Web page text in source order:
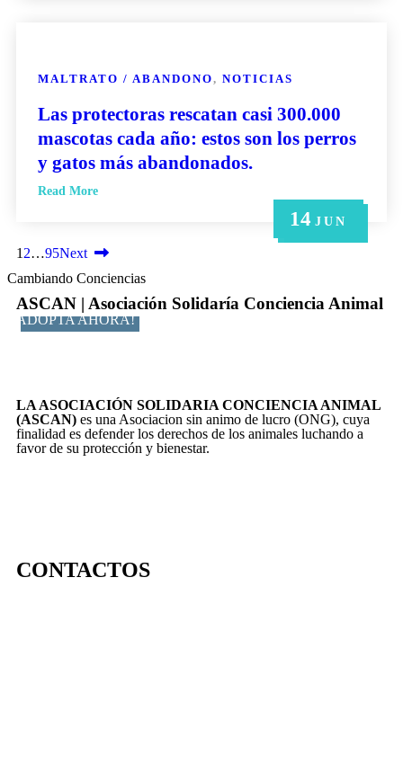
14 JUN
6 MAY
6 MAY
21 JUN
14 JUN
MALTRATO / ABANDONO, NOTICIAS
Las protectoras rescatan casi 300.000
mascotas cada año: estos son los perros
y gatos más abandonados.
Read More
1 2…95Next
Cambiando Conciencias
ASCAN | Asociación Solidaría Conciencia Animal
ADOPTA AHORA!
LA ASOCIACIÓN SOLIDARIA CONCIENCIA ANIMAL
(ASCAN) es una Asociacion sin animo de lucro (ONG), cuya
finalidad es defender los derechos de los animales luchando a
favor de su protección y bienestar.
CONTACTOS